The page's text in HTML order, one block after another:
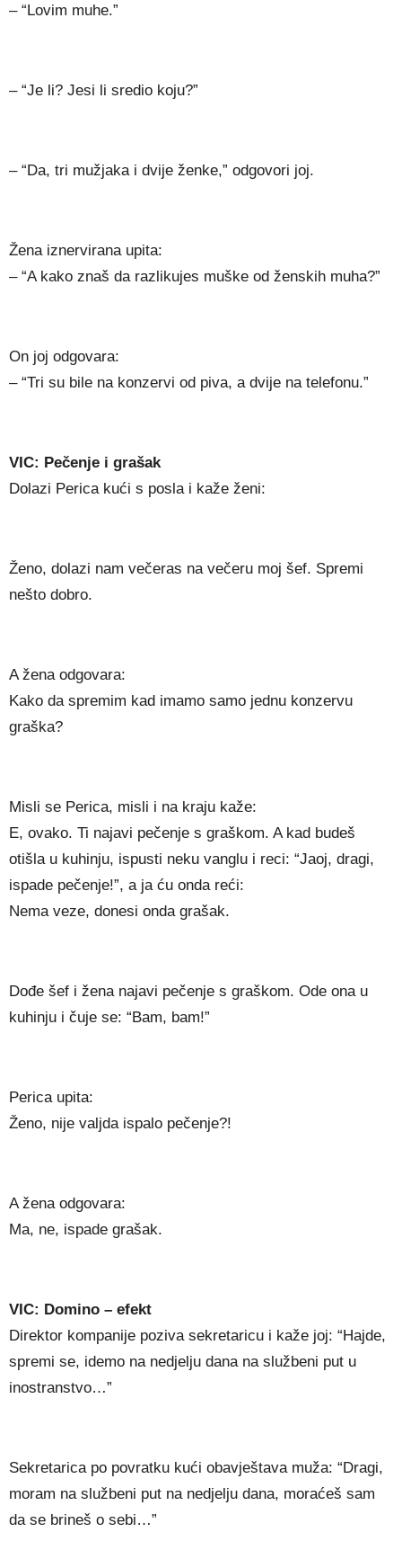
– “Lovim muhe.”
– “Je li? Jesi li sredio koju?”
– “Da, tri mužjaka i dvije ženke,” odgovori joj.
Žena iznervirana upita:
– “A kako znaš da razlikujes muške od ženskih muha?”
On joj odgovara:
– “Tri su bile na konzervi od piva, a dvije na telefonu.”
VIC: Pečenje i grašak
Dolazi Perica kući s posla i kaže ženi:
Ženo, dolazi nam večeras na večeru moj šef. Spremi
nešto dobro.
A žena odgovara:
Kako da spremim kad imamo samo jednu konzervu
graška?
Misli se Perica, misli i na kraju kaže:
E, ovako. Ti najavi pečenje s graškom. A kad budeš
otišla u kuhinju, ispusti neku vanglu i reci: “Jaoj, dragi,
ispade pečenje!”, a ja ću onda reći:
Nema veze, donesi onda grašak.
Dođe šef i žena najavi pečenje s graškom. Ode ona u
kuhinju i čuje se: “Bam, bam!”
Perica upita:
Ženo, nije valjda ispalo pečenje?!
A žena odgovara:
Ma, ne, ispade grašak.
VIC: Domino – efekt
Direktor kompanije poziva sekretaricu i kaže joj: “Hajde,
spremi se, idemo na nedjelju dana na službeni put u
inostranstvo…”
Sekretarica po povratku kući obavještava muža: “Dragi,
moram na službeni put na nedjelju dana, moraćeš sam
da se brineš o sebi…”